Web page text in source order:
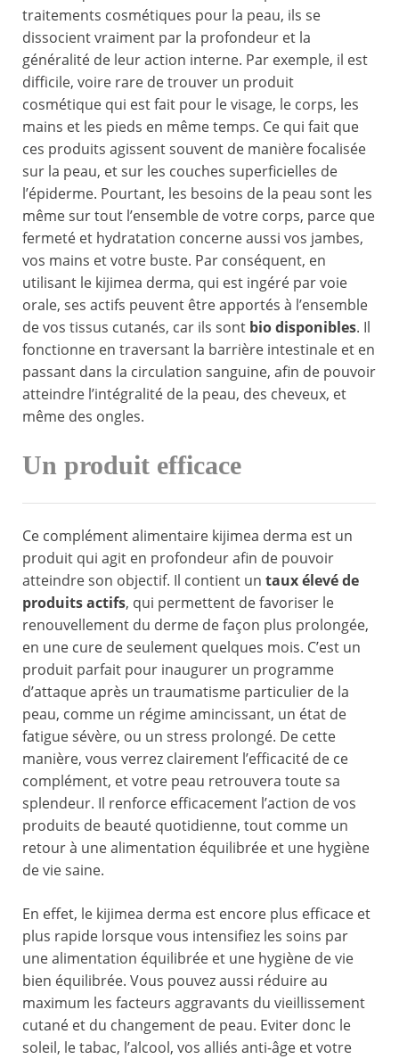
traitements cosmétiques pour la peau, ils se
dissocient vraiment par la profondeur et la
généralité de leur action interne. Par exemple, il est
difficile, voire rare de trouver un produit
cosmétique qui est fait pour le visage, le corps, les
mains et les pieds en même temps. Ce qui fait que
ces produits agissent souvent de manière focalisée
sur la peau, et sur les couches superficielles de
l’épiderme. Pourtant, les besoins de la peau sont les
même sur tout l’ensemble de votre corps, parce que
fermeté et hydratation concerne aussi vos jambes,
vos mains et votre buste. Par conséquent, en
utilisant le kijimea derma, qui est ingéré par voie
orale, ses actifs peuvent être apportés à l’ensemble
de vos tissus cutanés, car ils sont bio disponibles. Il
fonctionne en traversant la barrière intestinale et en
passant dans la circulation sanguine, afin de pouvoir
atteindre l’intégralité de la peau, des cheveux, et
même des ongles.
Un produit efficace
Ce complément alimentaire kijimea derma est un
produit qui agit en profondeur afin de pouvoir
atteindre son objectif. Il contient un taux élevé de
produits actifs, qui permettent de favoriser le
renouvellement du derme de façon plus prolongée,
en une cure de seulement quelques mois. C’est un
produit parfait pour inaugurer un programme
d’attaque après un traumatisme particulier de la
peau, comme un régime amincissant, un état de
fatigue sévère, ou un stress prolongé. De cette
manière, vous verrez clairement l’efficacité de ce
complément, et votre peau retrouvera toute sa
splendeur. Il renforce efficacement l’action de vos
produits de beauté quotidienne, tout comme un
retour à une alimentation équilibrée et une hygiène
de vie saine.
En effet, le kijimea derma est encore plus efficace et
plus rapide lorsque vous intensifiez les soins par
une alimentation équilibrée et une hygiène de vie
bien équilibrée. Vous pouvez aussi réduire au
maximum les facteurs aggravants du vieillissement
cutané et du changement de peau. Eviter donc le
soleil, le tabac, l’alcool, vos alliés anti-âge et votre